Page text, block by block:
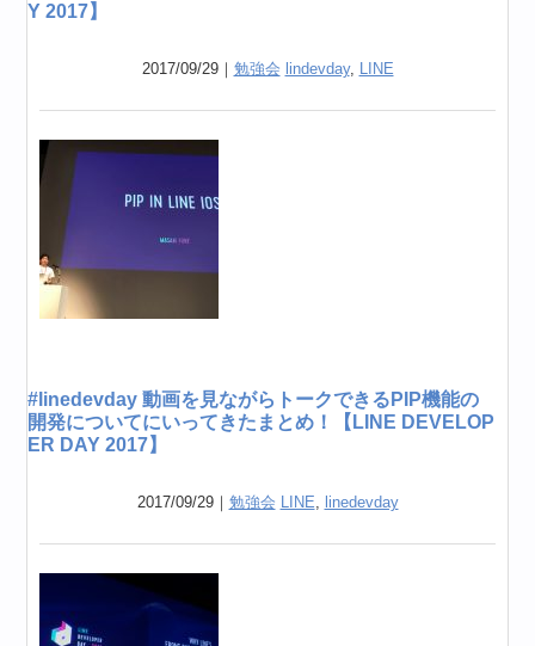
Y 2017】
2017/09/29｜ 勉強会 lindevday, LINE
#linedevday 動画を見ながらトークできるPIP機能の
開発についてにいってきたまとめ！【LINE DEVELOP
ER DAY 2017】
2017/09/29｜ 勉強会 LINE, linedevday